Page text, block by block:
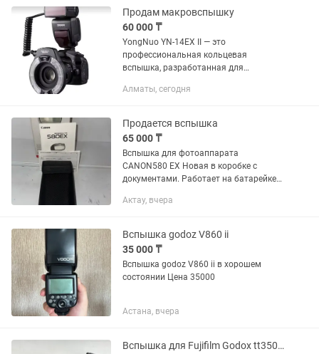
оптимальную...
Продам макровспышку
60 000 ₸
YongNuo YN-14EX II — это
профессиональная кольцевая
вспышка, разработанная для
фотографии, обеспечивающая
детализацию снимков. Независимая...
Алматы, сегодня
Продается вспышка
65 000 ₸
Вспышка для фотоаппарата
CANON580 EX Новая в коробке с
документами. Работает на батарейке
Актау, вчера
Вспышка godoz V860 ii
35 000 ₸
Вспышка godoz V860 ii в хорошем
состоянии Цена 35000
Астана, вчера
Вспышка для Fujifilm Godox tt350 с синхронизатором x1tf